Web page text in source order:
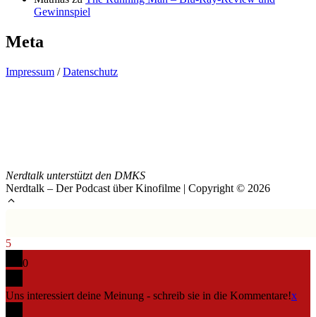
Gewinnspiel
Meta
Impressum /Datenschutz
Nerdtalk unterstützt den DMKS
Nerdtalk – Der Podcast über Kinofilme | Copyright © 2026
5
0
Uns interessiert deine Meinung - schreib sie in die Kommentare!x